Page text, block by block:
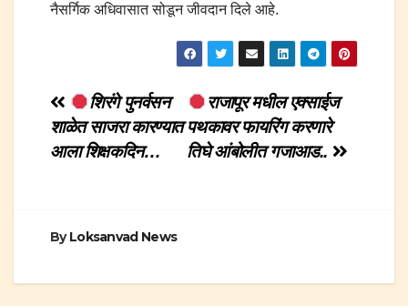
नैसर्गिक अधिवासात सोडून जीवदान दिले आहे.
Post
navigation
राजापूर मधील एक्साईज
पथकावर फायरिंग करणारे
तिघे आंबोलीत गजाआड..
शिरंगे पुनर्वसन
शाळेत साजरा कारण्यात
आला शिक्षकदिन…
ByLoksanvad News